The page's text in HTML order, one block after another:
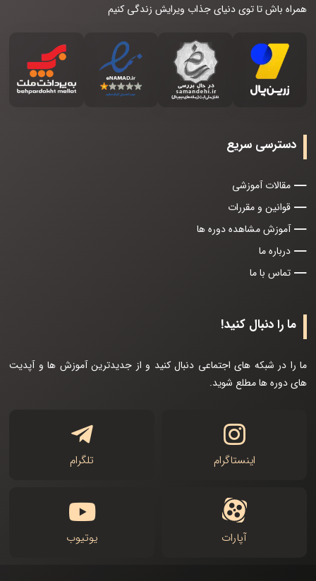
همراه باش تا توی دنیای جذاب ویرایش زندگی کنیم
دسترسی سریع
مقالات آموزشی
قوانین و مقررات
آموزش مشاهده دوره ها
درباره ما
تماس با ما
ما را دنبال کنید!
ما را در شبکه های اجتماعی دنبال کنید و از جدیدترین آموزش ها و آپدیت
های دوره ها مطلع شوید.
اینستاگرام تلگرام
آپارات یوتیوب